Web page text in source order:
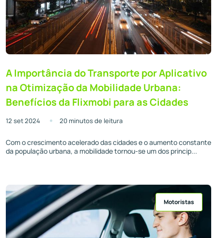
A Importância do Transporte por Aplicativo
na Otimização da Mobilidade Urbana:
Benefícios da Flixmobi para as Cidades
12 set 2024 20 minutos de leitura
Com o crescimento acelerado das cidades e o aumento constante
da população urbana, a mobilidade tornou-se um dos princip...
Motoristas